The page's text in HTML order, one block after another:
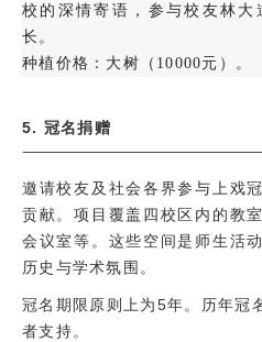
校的深情寄语，参与校友林
长。
种植价格：大树（10000元）。
5. 冠名捐赠
邀请校友及社会各界参与上戏
贡献。项目覆盖四校区内的教
会议室等。这些空间是师生活
历史与学术氛围。
冠名期限原则上为5年。历年冠
者支持。